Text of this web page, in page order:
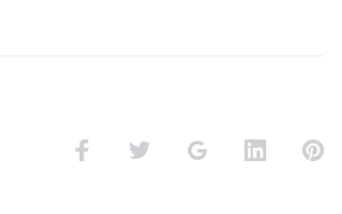
FacebookTwitter Google+